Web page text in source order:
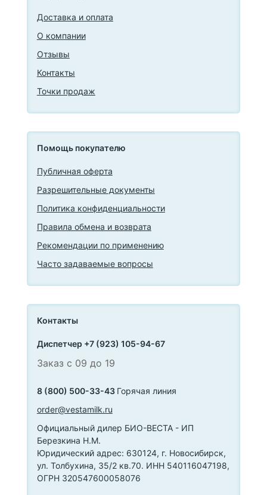
Доставка и оплата
О компании
Отзывы
Контакты
Точки продаж
Помощь покупателю
Публичная оферта
Разрешительные документы
Политика конфиденциальности
Правила обмена и возврата
Рекомендации по применению
Часто задаваемые вопросы
Контакты
Диспетчер +7 (923) 105-94-67
Заказ с 09 до 19
8 (800) 500-33-43 Горячая линия
order@vestamilk.ru
Официальный дилер БИО-ВЕСТА - ИП
Березкина Н.М.
Юридический адрес: 630124, г. Новосибирск,
ул. Толбухина, 35/2 кв.70. ИНН 540116047198,
ОГРН 320547600058076